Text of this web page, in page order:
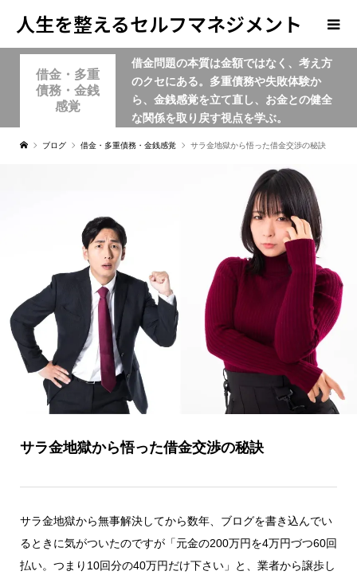
人生を整えるセルフマネジメント
借金・多重
債務・金銭
感覚
借金問題の本質は金額ではなく、考え方
のクセにある。多重債務や失敗体験か
ら、金銭感覚を立て直し、お金との健全
な関係を取り戻す視点を学ぶ。
ブログ 借金・多重債務・金銭感覚 サラ金地獄から悟った借金交渉の秘訣
サラ金地獄から悟った借金交渉の秘訣
サラ金地獄から無事解決してから数年、ブログを書き込んでい
るときに気がついたのですが「元金の200万円を4万円づつ60回
払い。つまり10回分の40万円だけ下さい」と、業者から譲歩し